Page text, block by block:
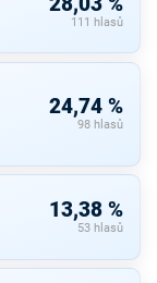
111 hlasů
24,74 %
98 hlasů
13,38 %
53 hlasů